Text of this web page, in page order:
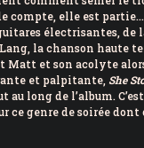
compte, elle est
électrisantes,
la chanson haute
Matt et son acolyte
et palpitante, She
long de l’album.
ce genre de soirée dont